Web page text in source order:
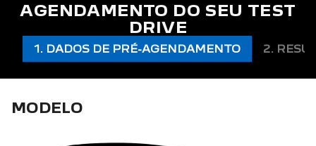
AGENDAMENTO DO SEU TEST
DRIVE
1. DADOS DE PRÉ-AGENDAMENTO 2.
MODELO